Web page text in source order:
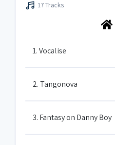
17 Tracks
1. Vocalise
2. Tangonova
3. Fantasy on Danny Boy